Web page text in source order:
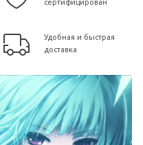
сертифицирован
Удобная и быстрая
доставка